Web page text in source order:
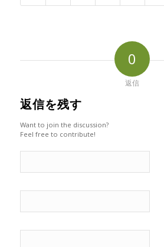
0
返信
返信を残す
Want to join the discussion?
Feel free to contribute!